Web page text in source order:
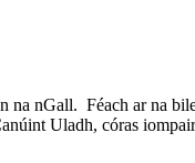
nGall. Féach ar na
Uladh, córas